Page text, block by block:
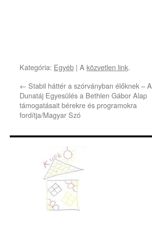
Kategória: Egyéb | A közvetlen link.
← Stabil háttér a szórványban élőknek – A
Dunatáj Egyesülés a Bethlen Gábor Alap
támogatásait bérekre és programokra
fordítja/Magyar Szó